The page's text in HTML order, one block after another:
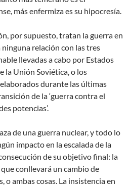
más enfermiza es su hipocresía.
por supuesto, tratan la guerra en
relación con las tres
llevadas a cabo por Estados
la Unión Soviética, o los
durante las últimas
de la ‘guerra contra el
potencias’.
de una guerra nuclear, y todo lo
impacto en la escalada de la
de su objetivo final: la
conllevará un cambio de
o ambas cosas. La insistencia en